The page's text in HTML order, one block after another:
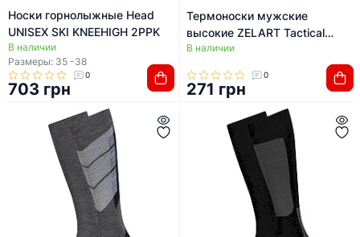
Носки горнолыжные Head
UNISEX SKI KNEEHIGH 2PPK
В наличии
Размеры: 35 -38
0
703 грн
Термоноски мужские
высокие ZELART Tactical
59047 (Хаки)
В наличии
0
271 грн